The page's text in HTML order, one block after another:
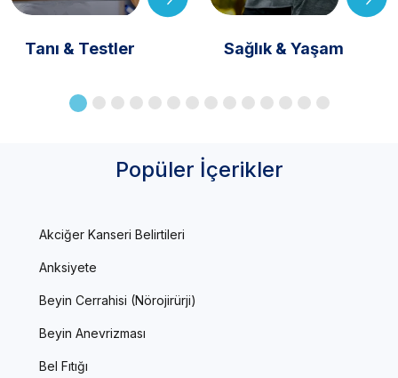
Tanı & Testler Sağlık & Yaşam
Popüler İçerikler
Akciğer Kanseri Belirtileri
Anksiyete
Beyin Cerrahisi (Nörojirürji)
Beyin Anevrizması
Bel Fıtığı